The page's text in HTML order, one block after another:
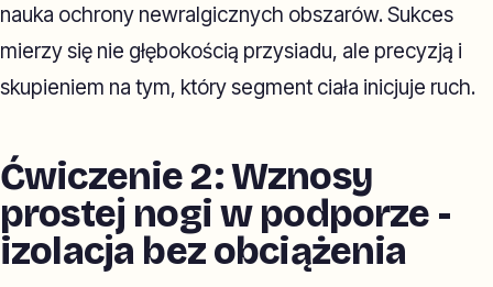
nauka ochrony newralgicznych obszarów. Sukces
mierzy się nie głębokością przysiadu, ale precyzją i
skupieniem na tym, który segment ciała inicjuje ruch.
Ćwiczenie 2: Wznosy
prostej nogi w podporze -
izolacja bez obciążenia